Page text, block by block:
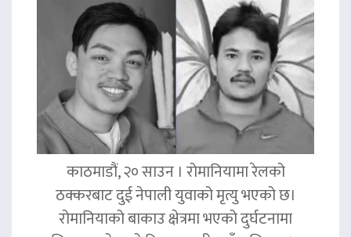
काठमाडौं, २० साउन । रोमानियामा रेलको
ठक्करबाट दुई नेपाली युवाको मृत्यु भएको छ।
रोमानियाको बाकाउ क्षेत्रमा भएको दुर्घटनामा